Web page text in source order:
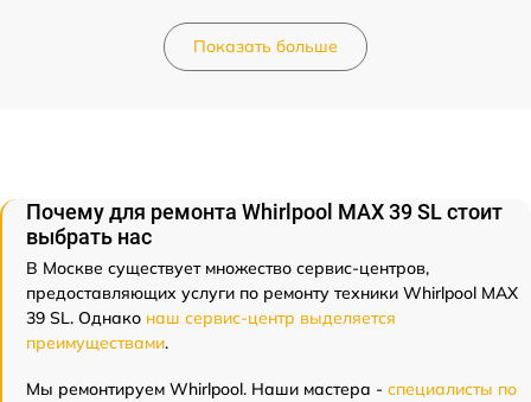
Показать больше
Почему для ремонта Whirlpool MAX 39 SL стоит
выбрать нас
В Москве существует множество сервис-центров,
предоставляющих услуги по ремонту техники Whirlpool MAX
39 SL. Однако наш сервис-центр выделяется
преимуществами.
Мы ремонтируем Whirlpool. Наши мастера - специалисты по